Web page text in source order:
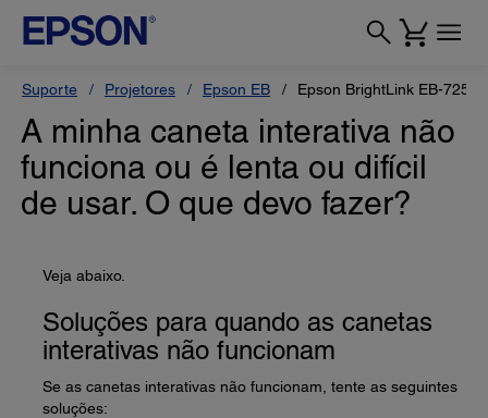
Suporte Projetores Epson EB Epson BrightLink EB-725Wi
A minha caneta interativa não
funciona ou é lenta ou difícil
de usar. O que devo fazer?
Veja abaixo.
Soluções para quando as canetas
interativas não funcionam
Se as canetas interativas não funcionam, tente as seguintes
soluções: